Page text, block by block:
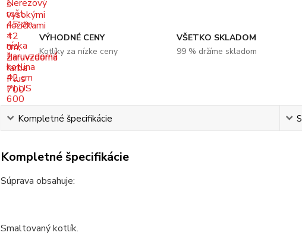
VÝHODNÉ CENY
Kotlíky za nízke ceny
VŠETKO SKLADOM
99 % držíme skladom
Kompletné špecifikácie
Kompletné špecifikácie
Súprava obsahuje:
Smaltovaný kotlík.